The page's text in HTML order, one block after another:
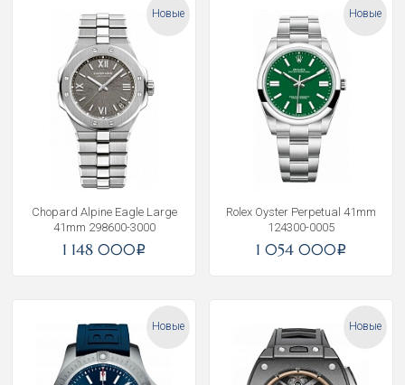
Новые
Chopard Alpine Eagle Large
41mm 298600-3000
1 148 000i
Новые
Rolex Oyster Perpetual 41mm
124300-0005
1 054 000i
Новые Новые